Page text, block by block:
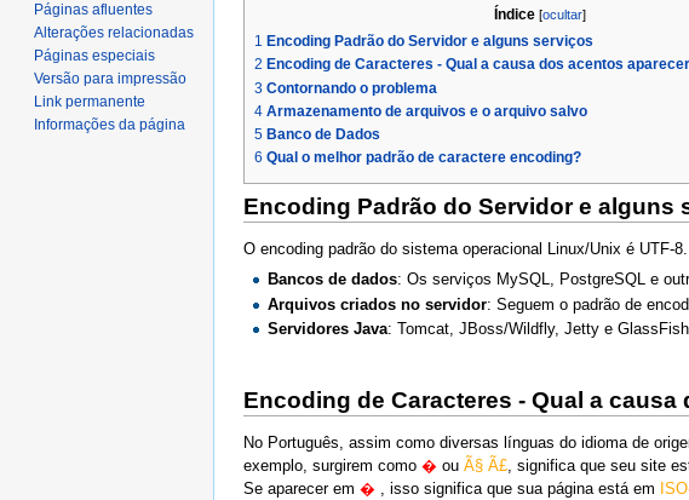
Índice[ocultar]
1 Encoding Padrão do Servidor e alguns serviços
2 Encoding de Caracteres - Qual a causa dos acentos
3 Contornando o problema
4 Armazenamento de arquivos e o arquivo salvo
5 Banco de Dados
6 Qual o melhor padrão de caractere encoding?
Encoding Padrão do Servidor e alguns
O encoding padrão do sistema operacional Linux/Unix é UTF-8.
Bancos de dados: Os serviços MySQL, PostgreSQL e
Arquivos criados no servidor: Seguem o padrão de
Servidores Java: Tomcat, JBoss/Wildfly, Jetty e
Encoding de Caracteres - Qual a
No Português, assim como diversas línguas do idioma de
exemplo, surgirem como � ou Ã§ Ã£ , significa que seu site
Se aparecer em � , isso significa que sua página está em
Páginas afluentes
Alterações relacionadas
Páginas especiais
Versão para impressão
Link permanente
Informações da página